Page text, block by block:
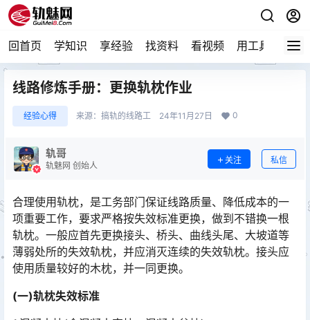
回首页 学知识 享经验 找资料 看视频 用工具 论技
线路修炼手册：更换轨枕作业
经验心得 来源： 搞轨的线路工 24年11月27日 0
轨哥
轨魅网 创始人
关注 私信
合理使用轨枕，是工务部门保证线路质量、降低成本的一
项重要工作，要求严格按失效标准更换，做到不错换一根
轨枕。一般应首先更换接头、桥头、曲线头尾、大坡道等
薄弱处所的失效轨枕，并应消灭连续的失效轨枕。接头应
使用质量较好的木枕，并一同更换。󠅅󠅃󠄵󠅂󠄪󠇖󠆨󠆨󠇕󠆞󠆒󠅬󠇘󠆭󠆘󠇙󠆝󠅵󠇗󠆭󠆁󠄐󠇗󠅹󠅸󠇖󠆍󠅳󠇖󠅹󠅰󠇖󠆌󠅹
(一)轨枕失效标准